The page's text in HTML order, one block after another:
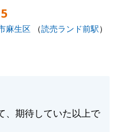
5
麻生区 （読売ランド前駅）
、期待していた以上で